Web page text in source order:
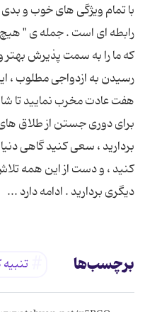
با تمام ویژگی های خوب و
رابطه ای است . جمله ی "
که ما را به سمت پذیرش بهتر
رسیدن به ازدواجی مطلوب ،
هفت عادت مخرب نمایید تا
برای دوری جستن از طلاق
بردارید ، سعی کنید گاهی
کنید ، و دست از این همه
دیگری بردارید . ادامه دارد ...
برچسب‌ها